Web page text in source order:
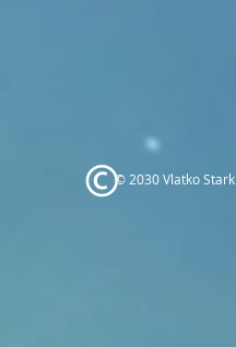
© 2030 Vlatko Stark